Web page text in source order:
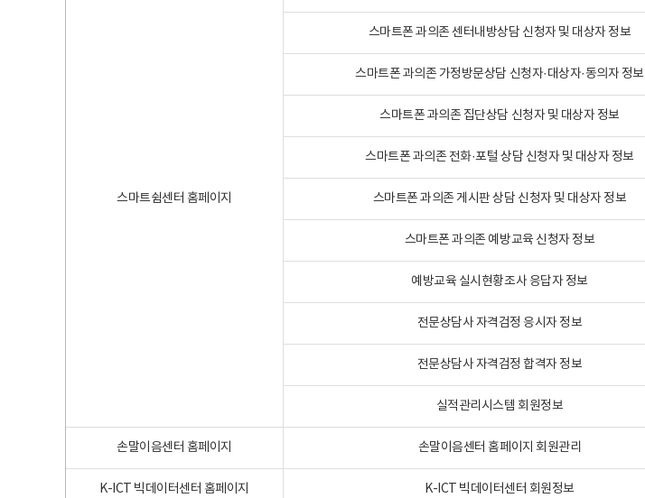
스마트쉼센터 홈페이지
스마트폰 과의존 센터내방상담 신청자 및 대상자 정보
스마트폰 과의존 가정방문상담 신청자·대상자·동의자 정보
스마트폰 과의존 집단상담 신청자 및 대상자 정보
스마트폰 과의존 전화·포털 상담 신청자 및 대상자 정보
스마트폰 과의존 게시판 상담 신청자 및 대상자 정보
스마트폰 과의존 예방교육 신청자 정보
예방교육 실시현황조사 응답자 정보
전문상담사 자격검정 응시자 정보
전문상담사 자격검정 합격자 정보
실적관리시스템 회원정보
손말이음센터 홈페이지 손말이음센터 홈페이지 회원관리
K-ICT 빅데이터센터 홈페이지 K-ICT 빅데이터센터 회원정보